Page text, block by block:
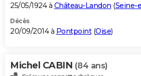
25/05/1924 à Château-Landon (Seine-
Décès
20/09/2014 à Pontpoint(Oise)
Michel CABIN (84 ans)